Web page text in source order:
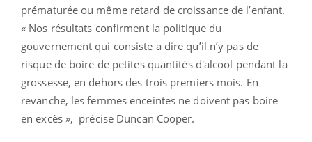
prématurée ou même retard de croissance de l’enfant.
« Nos résultats confirment la politique du
gouvernement qui consiste a dire qu’il n’y pas de
risque de boire de petites quantités d'alcool pendant la
grossesse, en dehors des trois premiers mois. En
revanche, les femmes enceintes ne doivent pas boire
en excès », précise Duncan Cooper.